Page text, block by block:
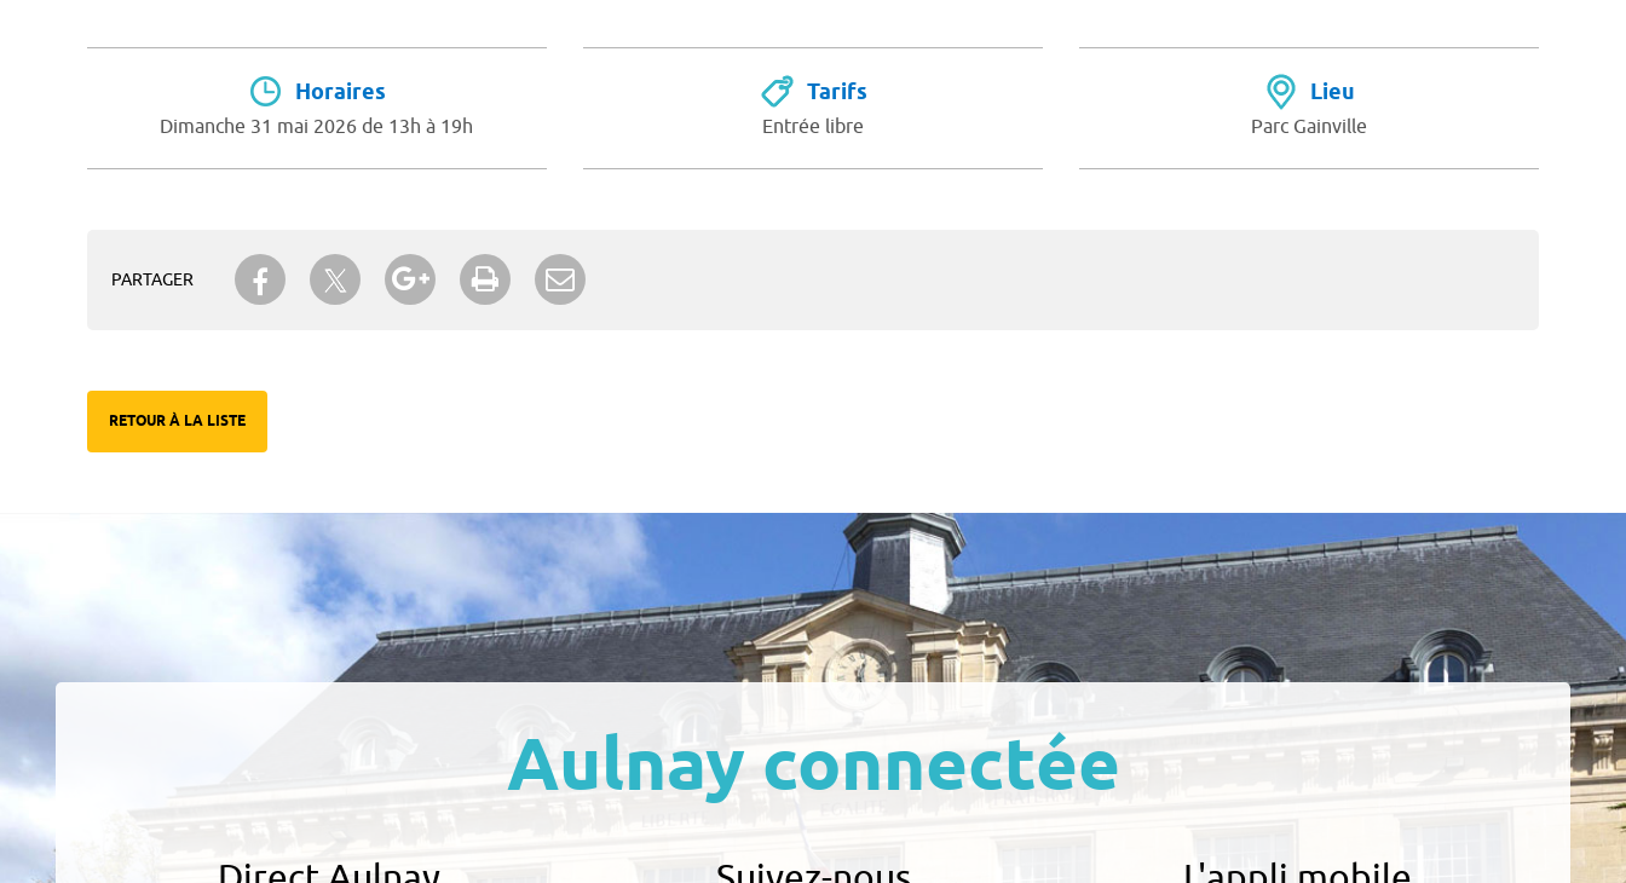
Horaires
Dimanche 31 mai 2026 de 13h à 19h
Tarifs
Entrée libre
Lieu
Parc Gainville
PARTAGER
Partager sur Facebook
Partager sur TwitterPartager sur Google+
Imprimer
RETOUR À LA LISTE
Aulnay connectée